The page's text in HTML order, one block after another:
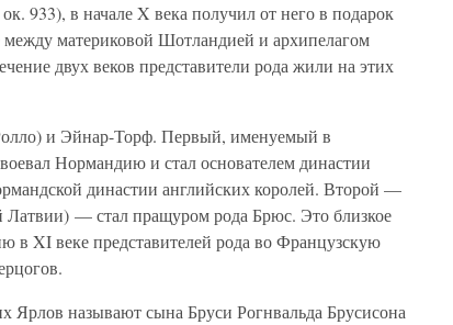
933), в начале X века получил от него в подарок
материковой Шотландией и архипелагом
двух веков представители рода жили на этих
и Эйнар-Торф. Первый, именуемый в
Нормандию и стал основателем династии
династии английских королей. Второй —
— стал пращуром рода Брюс. Это близкое
в XI веке представителей рода во Французскую
называют сына Бруси Рогнвальда Брусисона